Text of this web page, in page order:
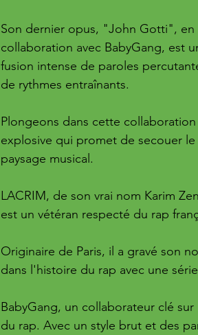
Son dernier opus, "John Gotti", en
collaboration avec BabyGang, est
fusion intense de paroles
de rythmes entraînants.
Plongeons dans cette collaboration
explosive qui promet de secouer le
paysage musical.
LACRIM, de son vrai nom Karim
est un vétéran respecté du rap
Originaire de Paris, il a gravé son
dans l'histoire du rap avec une
BabyGang, un collaborateur clé
du rap. Avec un style brut et des